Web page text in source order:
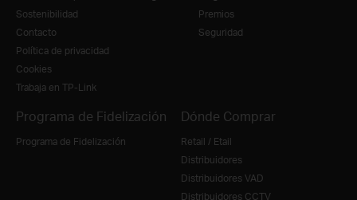
Sostenibilidad
Contacto
Política de privacidad
Cookies
Trabaja en TP-Link
Premios
Seguridad
Programa de Fidelización
Programa de Fidelización
Dónde Comprar
Retail / Etail
Distribuidores
Distribuidores VAD
Distribuidores CCTV